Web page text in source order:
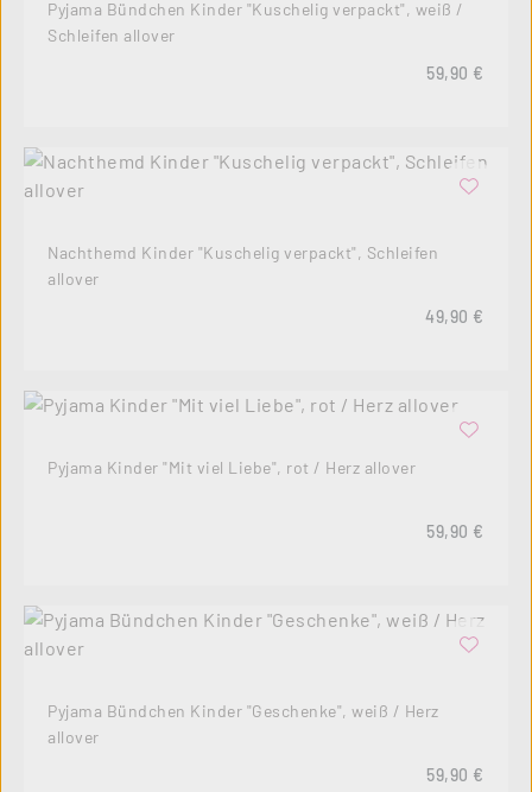
Pyjama Bündchen Kinder "Kuschelig verpackt", weiß /
Schleifen allover
Regulärer
59,90 €
Nachthemd Kinder "Kuschelig verpackt", Schleifen
allover
Regulärer
49,90 €
Pyjama Kinder "Mit viel Liebe", rot / Herz allover
Regulärer
59,90 €
Pyjama Bündchen Kinder "Geschenke", weiß / Herz
allover
Regulärer
59,90 €